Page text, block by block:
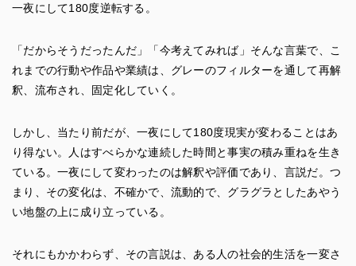
一夜にして180度逆転する。
「だからそうだったんだ」「今考えてみれば」そんな言葉で、こ
れまでの行動や作品や業績は、グレーのフィルターを通して再解
釈、流布され、固定化していく。
しかし、当たり前だが、一夜にして180度現実が変わることはあ
り得ない。人はすべらかな連続した時間と事実の積み重ねを生き
ている。一夜にして変わったのは解釈や評価であり、言説だ。つ
まり、その変化は、不確かで、流動的で、グラグラとしたあやう
い地盤の上に成り立っている。
それにもかかわらず、その言説は、ある人の社会的生活を一変さ